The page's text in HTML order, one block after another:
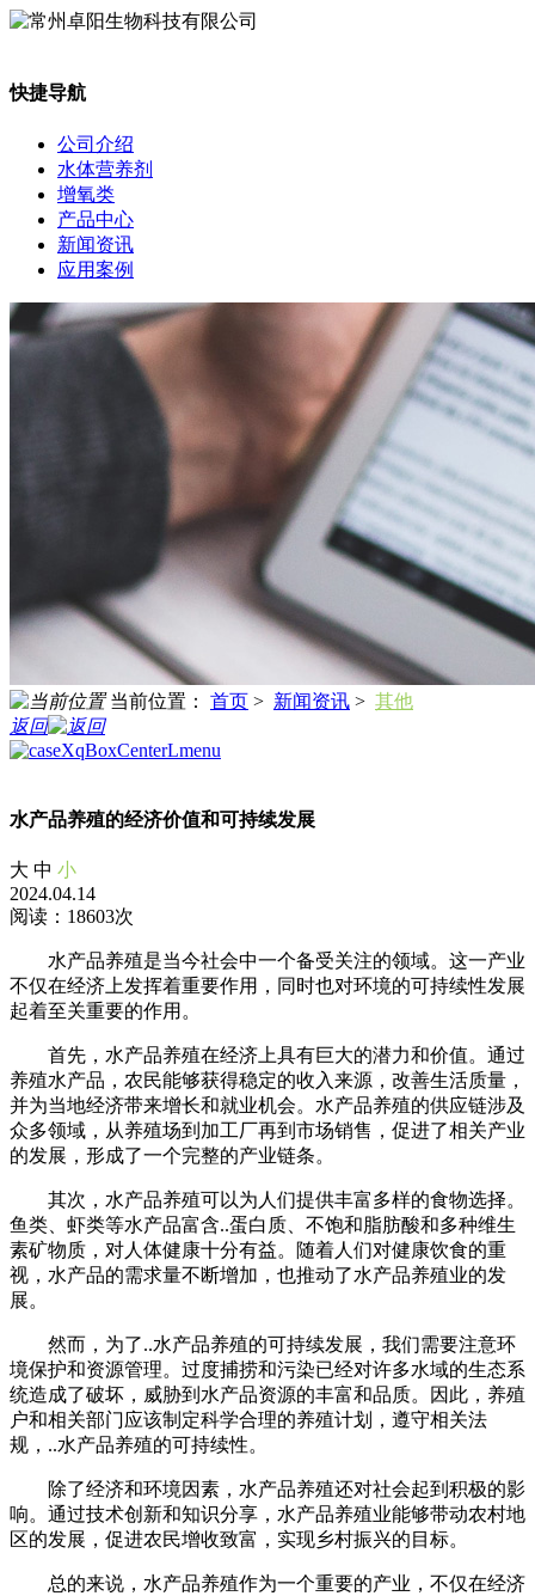
快捷导航
公司介绍
水体营养剂
增氧类
产品中心
新闻资讯
应用案例
当前位置： 首页 > 新闻资讯 > 其他
返回
水产品养殖的经济价值和可持续发展
大 中 小
2024.04.14
阅读：18603次
水产品养殖是当今社会中一个备受关注的领域。这一产业
不仅在经济上发挥着重要作用，同时也对环境的可持续性发展
起着至关重要的作用。
首先，水产品养殖在经济上具有巨大的潜力和价值。通过
养殖水产品，农民能够获得稳定的收入来源，改善生活质量，
并为当地经济带来增长和就业机会。水产品养殖的供应链涉及
众多领域，从养殖场到加工厂再到市场销售，促进了相关产业
的发展，形成了一个完整的产业链条。
其次，水产品养殖可以为人们提供丰富多样的食物选择。
鱼类、虾类等水产品富含..蛋白质、不饱和脂肪酸和多种维生
素矿物质，对人体健康十分有益。随着人们对健康饮食的重
视，水产品的需求量不断增加，也推动了水产品养殖业的发
展。
然而，为了..水产品养殖的可持续发展，我们需要注意环
境保护和资源管理。过度捕捞和污染已经对许多水域的生态系
统造成了破坏，威胁到水产品资源的丰富和品质。因此，养殖
户和相关部门应该制定科学合理的养殖计划，遵守相关法
规，..水产品养殖的可持续性。
除了经济和环境因素，水产品养殖还对社会起到积极的影
响。通过技术创新和知识分享，水产品养殖业能够带动农村地
区的发展，促进农民增收致富，实现乡村振兴的目标。
总的来说，水产品养殖作为一个重要的产业，不仅在经济